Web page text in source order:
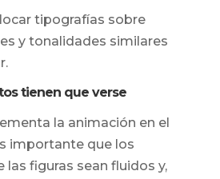
tipografías sobre
y tonalidades similares
tienen que verse
la animación en el
importante que los
figuras sean fluidos y,